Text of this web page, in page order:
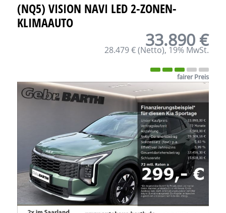
(NQ5) VISION NAVI LED 2-ZONEN-
KLIMAAUTO
33.890 €
28.479 €(Netto) 19% MwSt.
fairer Preis